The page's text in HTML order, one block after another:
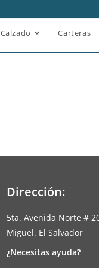
Calzado Carteras
Dirección:
5ta. Avenida Norte #
Miguel. El Salvador
¿Necesitas ayuda?